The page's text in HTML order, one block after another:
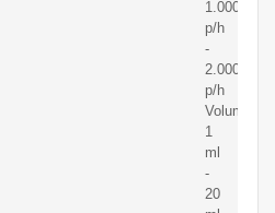
1.000
p/h
-
2.000
p/h
Volumen:
1
ml
-
20